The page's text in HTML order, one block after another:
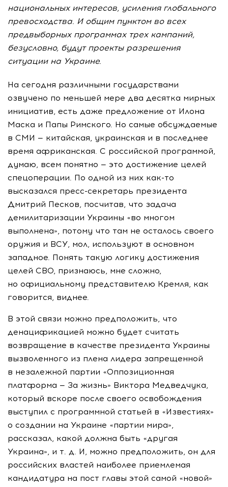
национальных интересов, усиления глобального
превосходства. И общим пунктом во всех
предвыборных программах трех кампаний,
безусловно, будут проекты разрешения
ситуации на Украине.
На сегодня различными государствами
озвучено по меньшей мере два десятка мирных
инициатив, есть даже предложение от Илона
Маска и Папы Римского. Но самые обсуждаемые
в СМИ — китайская, украинская и в последнее
время африканская. С российской программой,
думаю, всем понятно — это достижение целей
спецоперации. По одной из них как-то
высказался пресс-секретарь президента
Дмитрий Песков, посчитав, что задача
демилитаризации Украины «во многом
выполнена», потому что там не осталось своего
оружия и ВСУ, мол, используют в основном
западное. Понять такую логику достижения
целей СВО, признаюсь, мне сложно,
но официальному представителю Кремля, как
говорится, виднее.
В этой связи можно предположить, что
денацификацией можно будет считать
возвращение в качестве президента Украины
вызволенного из плена лидера запрещенной
в незалежной партии «Оппозиционная
платформа — За жизнь» Виктора Медведчука,
который вскоре после своего освобождения
выступил с программной статьей в «Известиях»
о создании на Украине «партии мира»,
рассказал, какой должна быть «другая
Украина», и т. д.
И, можно предположить, он для
российских властей наиболее приемлемая
кандидатура на пост главы этой самой «новой»